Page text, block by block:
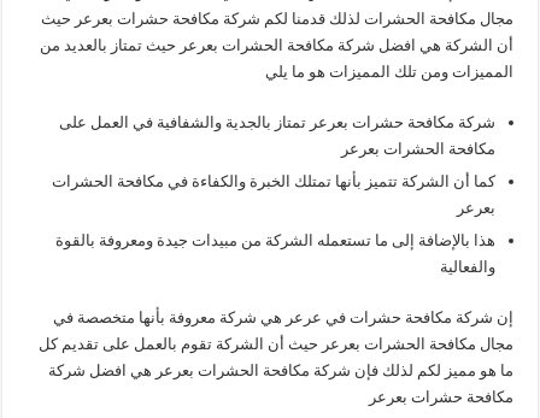
مجال مكافحة الحشرات لذلك قدمنا لكم شركة مكافحة حشرات بعرعر حيث
أن الشركة هي افضل شركة مكافحة الحشرات بعرعر حيث تمتاز بالعديد من
المميزات ومن تلك المميزات هو ما يلي
شركة مكافحة حشرات بعرعر تمتاز بالجدية والشفافية في العمل على
مكافحة الحشرات بعرعر
كما أن الشركة تتميز بأنها تمتلك الخبرة والكفاءة في مكافحة الحشرات
بعرعر
هذا بالإضافة إلى ما تستعمله الشركة من مبيدات جيدة ومعروفة بالقوة
والفعالية
إن شركة مكافحة حشرات في عرعر هي شركة معروفة بأنها متخصصة في
مجال مكافحة الحشرات بعرعر حيث أن الشركة تقوم بالعمل على تقديم كل
ما هو مميز لكم لذلك فإن شركة مكافحة الحشرات بعرعر هي افضل شركة
مكافحة حشرات بعرعر